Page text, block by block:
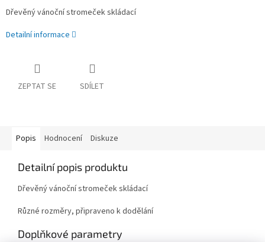
Dřevěný vánoční stromeček skládací
Detailní informace
ZEPTAT SE SDÍLET
Popis Hodnocení Diskuze
Detailní popis produktu
Dřevěný vánoční stromeček skládací
Různé rozměry, připraveno k dodělání
Doplňkové parametry